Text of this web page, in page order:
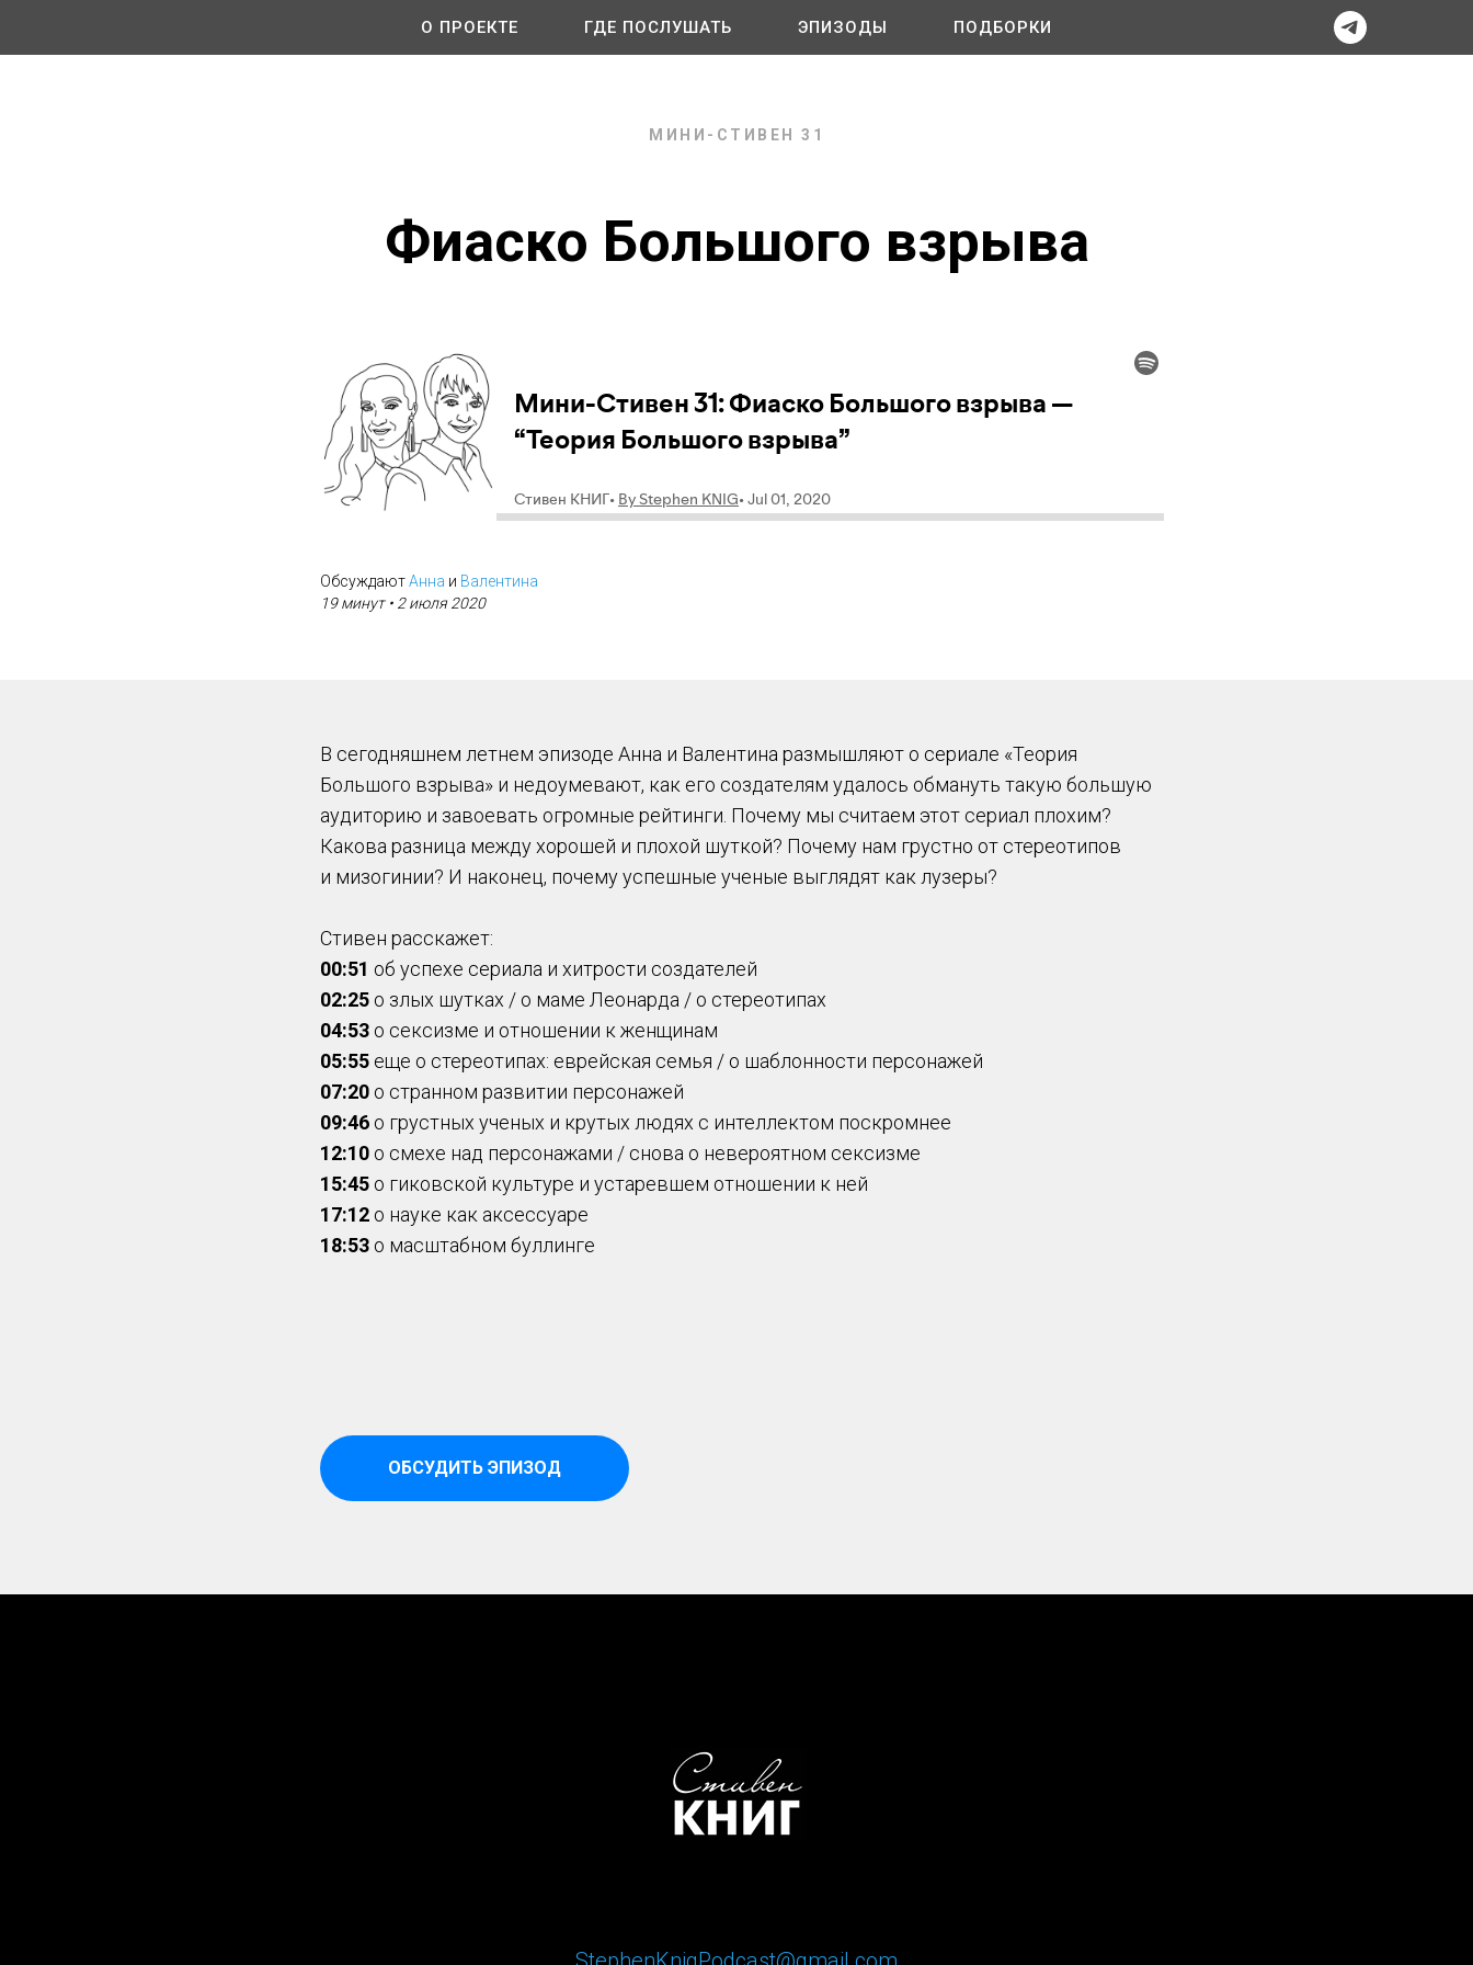
О ПРОЕКТЕ ГДЕ ПОСЛУШАТЬ ЭПИЗОДЫ ПОДБОРКИ
МИНИ-СТИВЕН 31
Фиаско Большого взрыва
ОбсуждаютАнна и Валентина
19 минут • 2 июля 2020
В сегодняшнем летнем эпизоде Анна и Валентина размышляют о сериале «Теория
Большого взрыва» и недоумевают, как его создателям удалось обмануть такую большую
аудиторию и завоевать огромные рейтинги. Почему мы считаем этот сериал плохим?
Какова разница между хорошей и плохой шуткой? Почему нам грустно от стереотипов
и мизогинии? И наконец, почему успешные ученые выглядят как лузеры?
Стивен расскажет:
00:51 об успехе сериала и хитрости создателей
02:25 о злых шутках / о маме Леонарда / о стереотипах
04:53 о сексизме и отношении к женщинам
05:55 еще о стереотипах: еврейская семья / о шаблонности персонажей
07:20 о странном развитии персонажей
09:46 о грустных ученых и крутых людях с интеллектом поскромнее
12:10 о смехе над персонажами / снова о невероятном сексизме
15:45 о гиковской культуре и устаревшем отношении к ней
17:12 о науке как аксессуаре
18:53 о масштабном буллинге
ОБСУДИТЬ ЭПИЗОД